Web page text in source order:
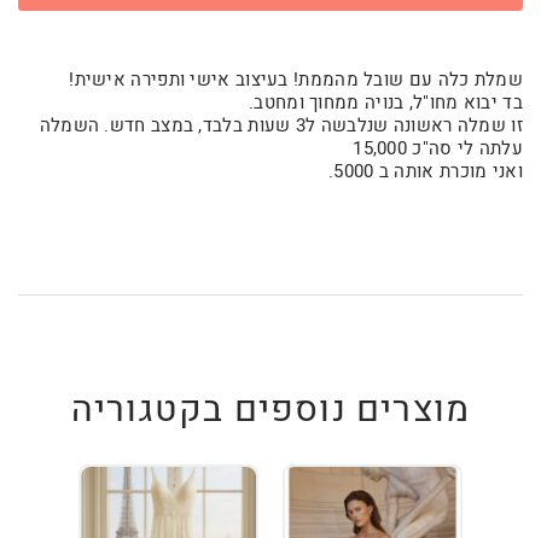
שמלת כלה עם שובל מהממת! בעיצוב אישי ותפירה אישית!
בד יבוא מחו"ל, בנויה ממחוך ומחטב.
זו שמלה ראשונה שנלבשה ל3 שעות בלבד, במצב חדש. השמלה
עלתה לי סה"כ 15,000
ואני מוכרת אותה ב 5000.
מוצרים נוספים בקטגוריה